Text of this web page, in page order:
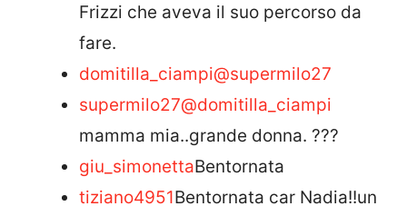
Frizzi che aveva il suo percorso da
fare.
domitilla_ciampi@supermilo27
supermilo27@domitilla_ciampi
mamma mia..grande donna. ???
giu_simonettaBentornata
tiziano4951Bentornata car Nadia!!un